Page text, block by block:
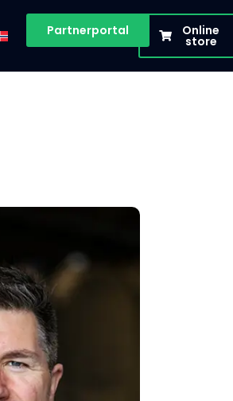
Partnerportal Online
store